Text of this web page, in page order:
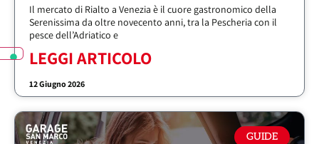
Il mercato di Rialto a Venezia è il cuore gastronomico della
Serenissima da oltre novecento anni, tra la Pescheria con il
pesce dell’Adriatico e
LEGGI ARTICOLO
12 Giugno 2026
GUIDE